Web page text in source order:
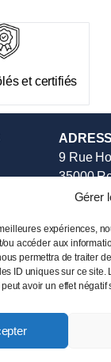
Gérer
expériences,
ou accéder aux
permettra de traiter
ID uniques sur ce site.
avoir un effet
et certifiés
9 Rue
35000
Tél :
Mardi au
de